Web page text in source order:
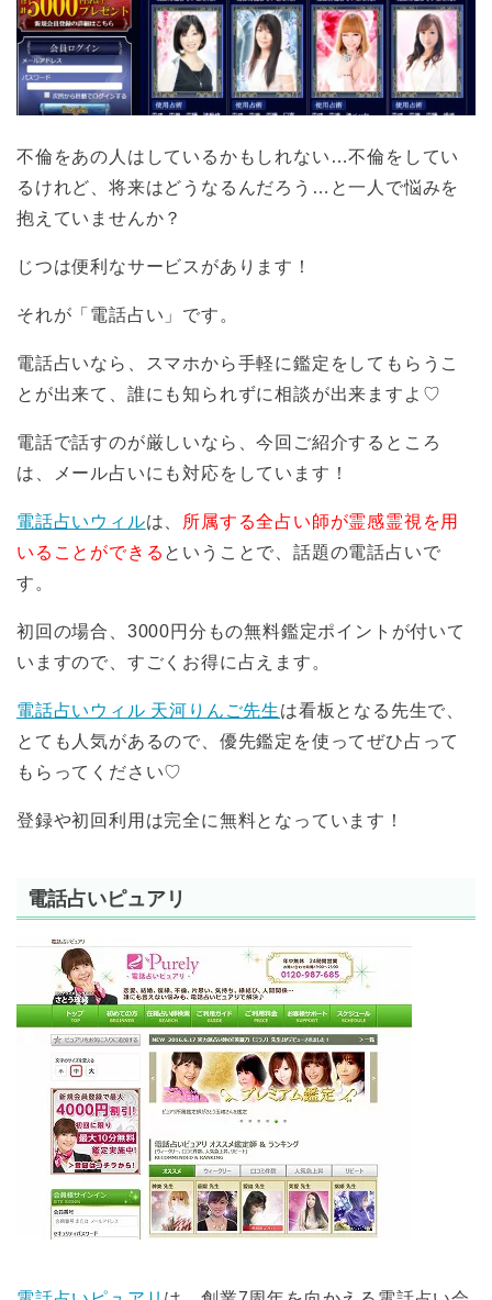
不倫をあの人はしているかもしれない…不倫をしてい
るけれど、将来はどうなるんだろう…と一人で悩みを
抱えていませんか？
じつは便利なサービスがあります！
それが「電話占い」です。
電話占いなら、スマホから手軽に鑑定をしてもらうこ
とが出来て、誰にも知られずに相談が出来ますよ♡
電話で話すのが厳しいなら、今回ご紹介するところ
は、メール占いにも対応をしています！
電話占いウィルは、
所属する全占い師が霊感霊視を用
いることができる ということで、話題の電話占いで
す。
初回の場合、3000円分もの無料鑑定ポイントが付いて
いますので、すごくお得に占えます。
電話占いウィル 天河りんご先生は看板となる先生で、
とても人気があるので、優先鑑定を使ってぜひ占って
もらってください♡
登録や初回利用は完全に無料となっています！
電話占いピュアリ